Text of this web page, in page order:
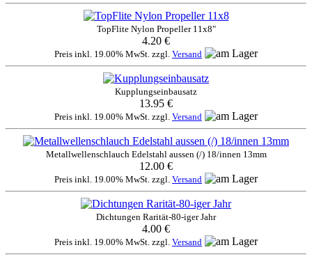
TopFlite Nylon Propeller 11x8"
4.20 €
Preis inkl. 19.00% MwSt. zzgl. Versand
Kupplungseinbausatz
13.95 €
Preis inkl. 19.00% MwSt. zzgl. Versand
Metallwellenschlauch Edelstahl aussen (/) 18/innen 13mm
12.00 €
Preis inkl. 19.00% MwSt. zzgl. Versand
Dichtungen Rarität-80-iger Jahr
4.00 €
Preis inkl. 19.00% MwSt. zzgl. Versand